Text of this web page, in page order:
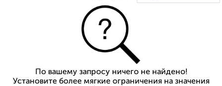
По вашему запросу ничего не найдено!
Установите более мягкие ограничения на значения